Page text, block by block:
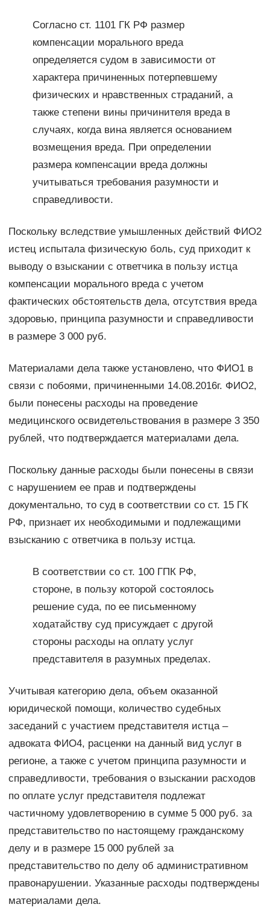
Согласно ст. 1101 ГК РФ размер
компенсации морального вреда
определяется судом в зависимости от
характера причиненных потерпевшему
физических и нравственных страданий, а
также степени вины причинителя вреда в
случаях, когда вина является основанием
возмещения вреда. При определении
размера компенсации вреда должны
учитываться требования разумности и
справедливости.
Поскольку вследствие умышленных действий ФИО2
истец испытала физическую боль, суд приходит к
выводу о взыскании с ответчика в пользу истца
компенсации морального вреда с учетом
фактических обстоятельств дела, отсутствия вреда
здоровью, принципа разумности и справедливости
в размере 3 000 руб.
Материалами дела также установлено, что ФИО1 в
связи с побоями, причиненными 14.08.2016г. ФИО2,
были понесены расходы на проведение
медицинского освидетельствования в размере 3 350
рублей, что подтверждается материалами дела.
Поскольку данные расходы были понесены в связи
с нарушением ее прав и подтверждены
документально, то суд в соответствии со ст. 15 ГК
РФ, признает их необходимыми и подлежащими
взысканию с ответчика в пользу истца.
В соответствии со ст. 100 ГПК РФ,
стороне, в пользу которой состоялось
решение суда, по ее письменному
ходатайству суд присуждает с другой
стороны расходы на оплату услуг
представителя в разумных пределах.
Учитывая категорию дела, объем оказанной
юридической помощи, количество судебных
заседаний с участием представителя истца –
адвоката ФИО4, расценки на данный вид услуг в
регионе, а также с учетом принципа разумности и
справедливости, требования о взыскании расходов
по оплате услуг представителя подлежат
частичному удовлетворению в сумме 5 000 руб. за
представительство по настоящему гражданскому
делу и в размере 15 000 рублей за
представительство по делу об административном
правонарушении. Указанные расходы подтверждены
материалами дела.